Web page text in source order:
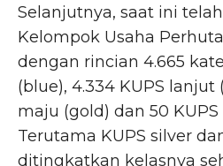
Selanjutnya, saat ini
Kelompok Usaha
dengan rincian 4.665
(blue), 4.334 KUPS lanjut
maju (gold) dan 50
Terutama KUPS silver
ditingkatkan kelasnya